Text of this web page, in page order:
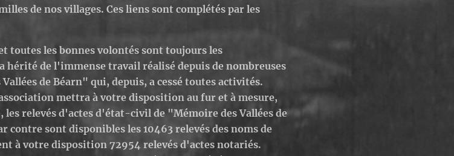
de nos villages. Ces liens sont complétés par les
toutes les bonnes volontés sont toujours les
hérité de l'immense travail réalisé depuis de nombreuses
de Béarn" qui, depuis, a cessé toutes activités.
mettra à votre disposition au fur et à mesure,
relevés d'actes d'état-civil de "Mémoire des Vallées de
contre sont disponibles les 10463 relevés des noms de
à votre disposition 72954 relevés d'actes notariés.